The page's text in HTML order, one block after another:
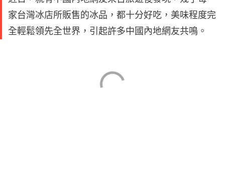
家台灣冰店所販售的冰品，都十分好吃，美味程度完
全輕鬆領先全世界，引起許多中國內地網友共鳴。